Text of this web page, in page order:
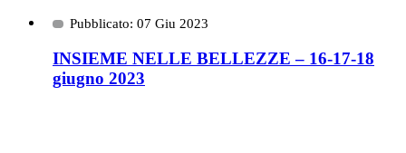
Pubblicato: 07 Giu 2023
INSIEME NELLE BELLEZZE – 16-17-18
giugno 2023